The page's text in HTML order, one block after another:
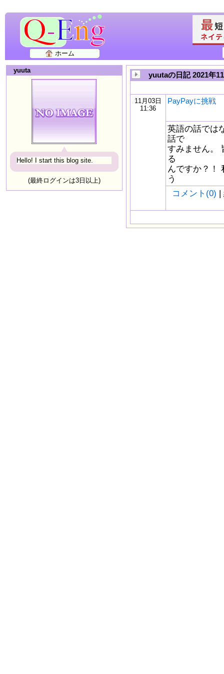
ホーム
yuuta
Hello! I start this blog site.
(最終ログインは3日以上)
yuutaの日記 2021年
11月03日
11:36
PayPayに挑戦
英語の話では
話で
すみません。
る
んですか？！
う
コメント(0) |